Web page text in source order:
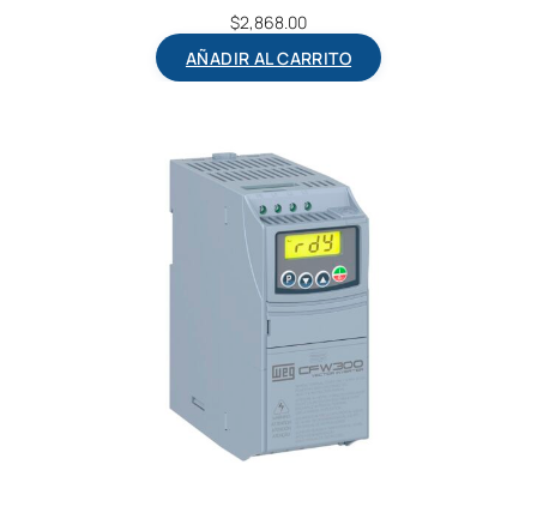
$2,868.00
AÑADIR AL CARRITO